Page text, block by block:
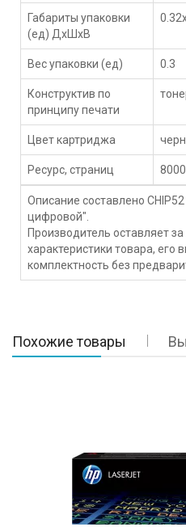
Габариты упаковки
(ед) ДхШхВ
Вес упаковки (ед) 0.3
Конструктив по
принципу печати
Цвет картриджа
Ресурс, страниц 8000
Описание составлено
цифровой".
Производитель оставляет
характеристики товара, его
комплектность без
Похожие товары